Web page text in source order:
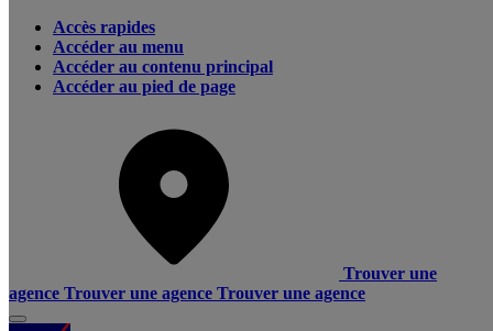
Accès rapides
Accéder au menu
Accéder au contenu principal
Accéder au pied de page
Trouver une
agence Trouver une agence Trouver une agence